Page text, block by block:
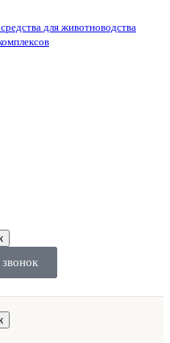
для животноводства
звонок